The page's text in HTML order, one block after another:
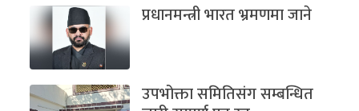
प्रधानमन्त्री भारत भ्रमणमा जाने
उपभोक्ता समितिसंग सम्बन्धित